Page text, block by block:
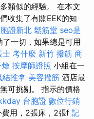
類似的經驗。 在本文
收集了有關EEK的知
證新北 鬆筋堂 seo是
一切，如果總是可用
士 考什麼 新竹 撥筋 商
按摩師證照 小組在一
結推拿 美容撥筋 酒店最
可挑剔。 指示的價格
台胞證 數位行銷
費用，2張床，2張f 記